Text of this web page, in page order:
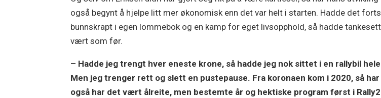
også begynt å hjelpe litt mer økonomisk enn det var helt i starten. Hadde det
bunnskrapt i egen lommebok og en kamp for eget livsopphold, så hadde
vært som før.
– Hadde jeg trengt hver eneste krone, så hadde jeg nok sittet i en rallybil
Men jeg trenger rett og slett en pustepause. Fra koronaen kom i 2020, så
også har det vært ålreite, men bestemte år og hektiske program først i